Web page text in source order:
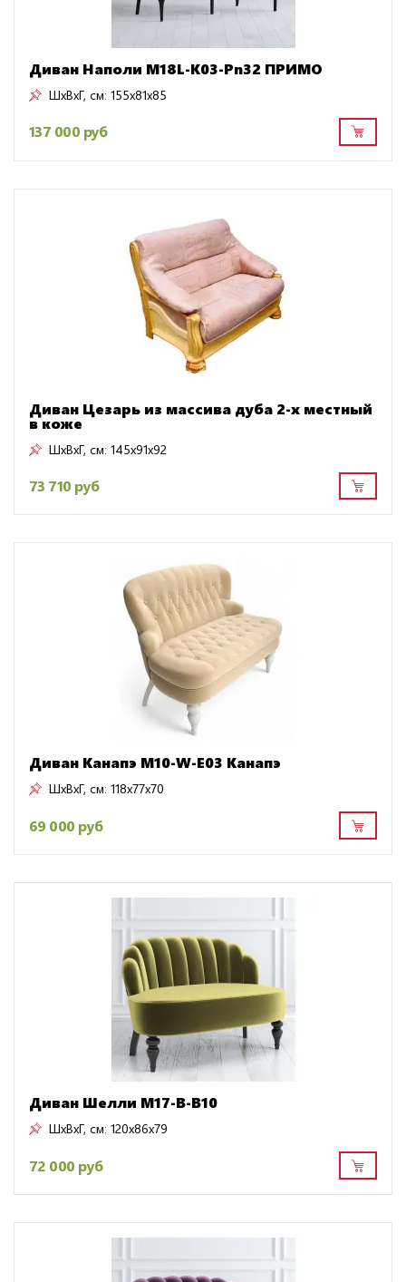
Диван Наполи M18L-K03-Pn32 ПРИМО
ШxВxГ, см: 155x81x85
137 000 руб
Диван Цезарь из массива дуба 2-х местный
в коже
ШxВxГ, см: 145x91x92
73 710 руб
Диван Канапэ M10-W-E03 Канапэ
ШxВxГ, см: 118x77x70
69 000 руб
Диван Шелли M17-B-B10
ШxВxГ, см: 120x86x79
72 000 руб